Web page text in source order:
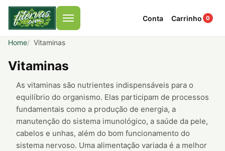
Menu Conta Carrinho 0
Home Vitaminas
Vitaminas
As vitaminas são nutrientes indispensáveis para o
equilíbrio do organismo. Elas participam de processos
fundamentais como a produção de energia, a
manutenção do sistema imunológico, a saúde da pele,
cabelos e unhas, além do bom funcionamento do
sistema nervoso. Uma alimentação variada é a melhor